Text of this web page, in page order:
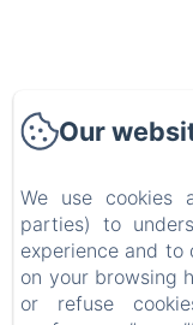
Our
We use cookies
parties) to
experience and to
on your browsing
or refuse